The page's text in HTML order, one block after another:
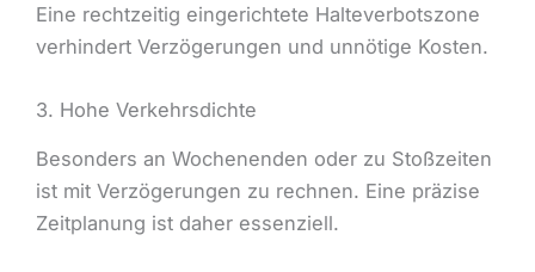
Eine rechtzeitig eingerichtete Halteverbotszone
verhindert Verzögerungen und unnötige Kosten.
3. Hohe Verkehrsdichte
Besonders an Wochenenden oder zu Stoßzeiten
ist mit Verzögerungen zu rechnen. Eine präzise
Zeitplanung ist daher essenziell.